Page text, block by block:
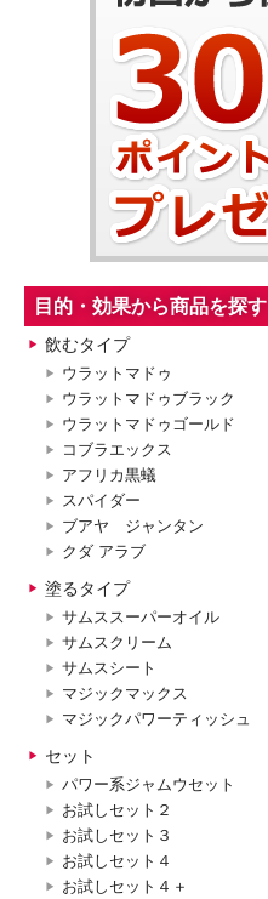
目的・効果から商品を探す
飲むタイプ
ウラットマドゥ
ウラットマドゥブラック
ウラットマドゥゴールド
コブラエックス
アフリカ黒蟻
スパイダー
ブアヤ ジャンタン
クダ アラブ
塗るタイプ
サムススーパーオイル
サムスクリーム
サムスシート
マジックマックス
マジックパワーティッシュ
セット
パワー系ジャムウセット
お試しセット２
お試しセット３
お試しセット４
お試しセット４＋